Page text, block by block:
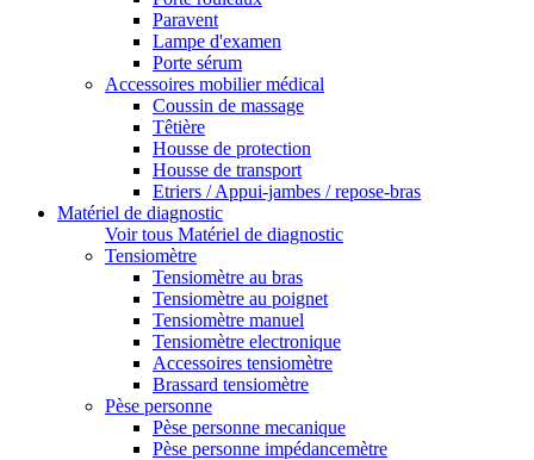
Paravent
Lampe d'examen
Porte sérum
Accessoires mobilier médical
Coussin de massage
Têtière
Housse de protection
Housse de transport
Etriers / Appui-jambes / repose-bras
Matériel de diagnostic
Voir tous Matériel de diagnostic
Tensiomètre
Tensiomètre au bras
Tensiomètre au poignet
Tensiomètre manuel
Tensiomètre electronique
Accessoires tensiomètre
Brassard tensiomètre
Pèse personne
Pèse personne mecanique
Pèse personne impédancemètre